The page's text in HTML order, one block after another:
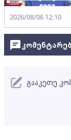
2026/08/06 12:10
გააკეთე